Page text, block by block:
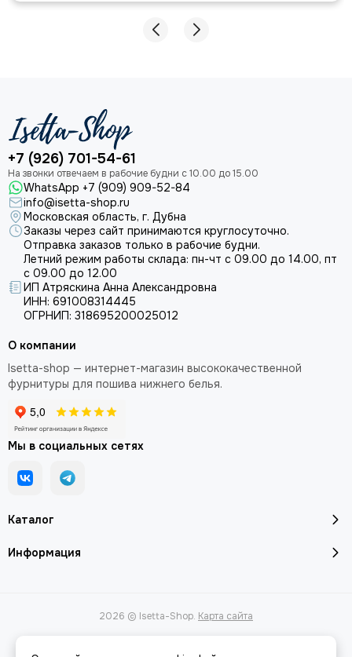
+7 (926) 701-54-61
WhatsApp +7 (909) 909-52-84
info@isetta-shop.ru
Московская область, г. Дубна
Заказы через сайт принимаются круглосуточно.
Отправка заказов только в рабочие будни.
Летний режим работы склада: пн-чт с 09.00 до 14.00, пт
с 09.00 до 12.00
ИП Атряскина Анна Александровна
ИНН: 691008314445
ОГРНИП: 318695200025012
Каталог
Информация
О компании
Isetta-shop — интернет-магазин высококачественной
фурнитуры для пошива нижнего белья.
Мы в социальных сетях
2026 © Isetta-Shop. Карта сайта